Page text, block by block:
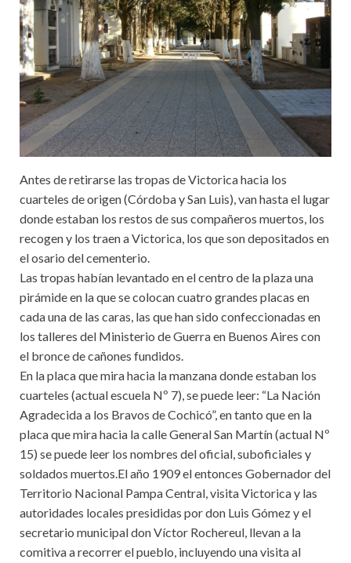
Antes de retirarse las tropas de Victorica hacia los
cuarteles de origen (Córdoba y San Luis), van hasta el lugar
donde estaban los restos de sus compañeros muertos, los
recogen y los traen a Victorica, los que son depositados en
el osario del cementerio.
Las tropas habían levantado en el centro de la plaza una
pirámide en la que se colocan cuatro grandes placas en
cada una de las caras, las que han sido confeccionadas en
los talleres del Ministerio de Guerra en Buenos Aires con
el bronce de cañones fundidos.
En la placa que mira hacia la manzana donde estaban los
cuarteles (actual escuela Nº 7), se puede leer: “La Nación
Agradecida a los Bravos de Cochicó”, en tanto que en la
placa que mira hacia la calle General San Martín (actual Nº
15) se puede leer los nombres del oficial, suboficiales y
soldados muertos.El año 1909 el entonces Gobernador del
Territorio Nacional Pampa Central, visita Victorica y las
autoridades locales presididas por don Luis Gómez y el
secretario municipal don Víctor Rochereul, llevan a la
comitiva a recorrer el pueblo, incluyendo una visita al